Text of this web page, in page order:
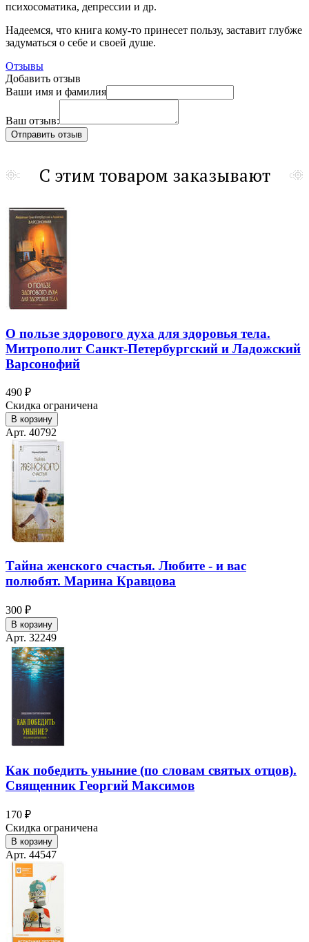
психосоматика, депрессии и др.
Надеемся, что книга кому-то принесет пользу, заставит глубже
задуматься о себе и своей душе.
Отзывы
Добавить отзыв
Ваши имя и фамилия
Ваш отзыв:
С этим товаром заказывают
О пользе здорового духа для здоровья тела.
Митрополит Санкт-Петербургский и Ладожский
Варсонофий
490 ₽
Скидка ограничена
В корзину
Арт. 40792
Тайна женского счастья. Любите - и вас
полюбят. Марина Кравцова
300 ₽
В корзину
Арт. 32249
Как победить уныние (по словам святых отцов).
Священник Георгий Максимов
170 ₽
Скидка ограничена
В корзину
Арт. 44547